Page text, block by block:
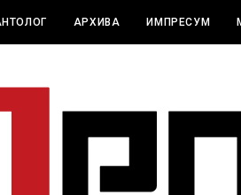
АРХИВА ИМПРЕСУМ